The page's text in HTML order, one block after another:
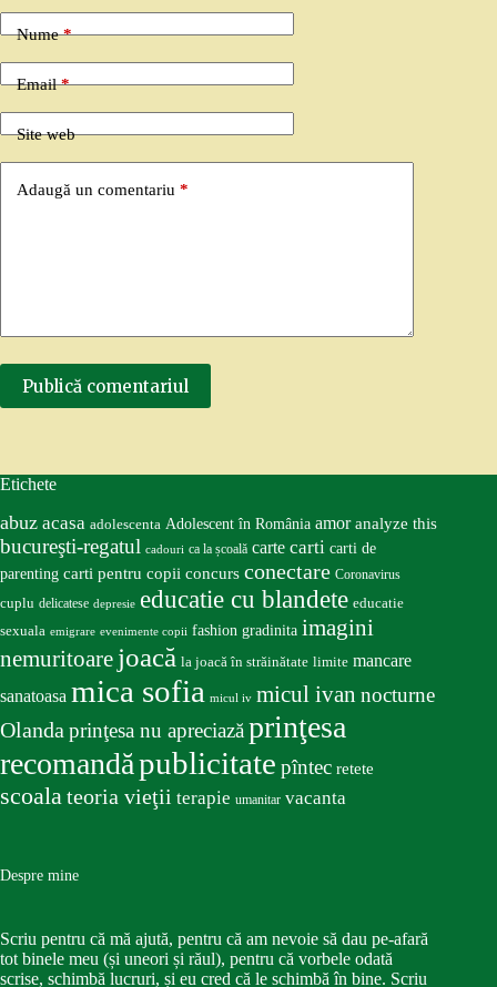
Nume*
Email*
Site web
Adaugă un comentariu *
Publică comentariul
Etichete
abuz acasa adolescenta Adolescent în România amor analyze this
bucureşti-regatul cadouri ca la școală carte carti carti de
parenting carti pentru copii concurs conectare Coronavirus
cuplu delicatese depresie educatie cu blandete educatie
sexuala emigrare evenimente copii fashion gradinita imagini
nemuritoare joacă la joacă în străinătate limite mancare
sanatoasa mica sofia micul iv micul ivan nocturne
Olandaprinţesa nu apreciazăprinţesa
recomandăpublicitate pîntec retete
scoalateoria vieţii terapie umanitar vacanta
Despre mine
Scriu pentru că mă ajută, pentru că am nevoie să dau pe-afară
tot binele meu (și uneori și răul), pentru că vorbele odată
scrise, schimbă lucruri, și eu cred că le schimbă în bine. Scriu